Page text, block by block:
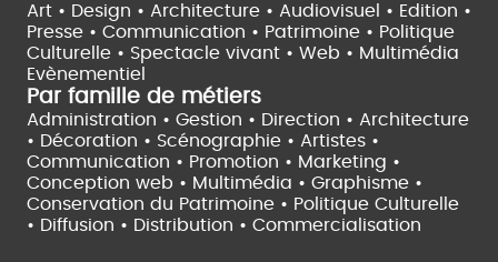
Art • Design • Architecture • Audiovisuel • Edition •
Presse • Communication • Patrimoine • Politique
Culturelle • Spectacle vivant • Web • Multimédia
Evènementiel
Par famille de métiers
Administration • Gestion • Direction • Architecture
• Décoration • Scénographie • Artistes •
Communication • Promotion • Marketing •
Conception web • Multimédia • Graphisme •
Conservation du Patrimoine • Politique Culturelle
• Diffusion • Distribution • Commercialisation